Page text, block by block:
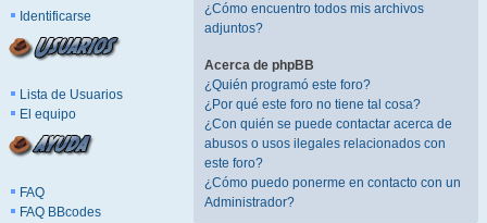
Identificarse
Lista de Usuarios
El equipo
FAQ
FAQ BBcodes
¿Cómo encuentro todos mis archivos
adjuntos?
Acerca de phpBB
¿Quién programó este foro?
¿Por qué este foro no tiene tal cosa?
¿Con quién se puede contactar acerca de
abusos o usos ilegales relacionados con
este foro?
¿Cómo puedo ponerme en contacto con un
Administrador?